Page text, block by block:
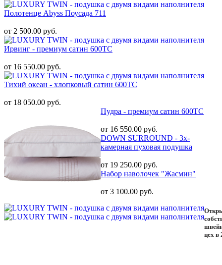
Полотенце Abyss Поусада 711
от 2 500.00 руб.
Ирвинг - премиум сатин 600ТС
от 16 550.00 руб.
Тихий океан - хлопковый сатин 600ТС
от 18 050.00 руб.
Пудра - премиум сатин 600ТС
от 16 550.00 руб.
DOWN SURROUND - 3х-
камерная пуховая подушка
от 19 250.00 руб.
Набор наволочек "Жасмин"
от 3 100.00 руб.
цех в